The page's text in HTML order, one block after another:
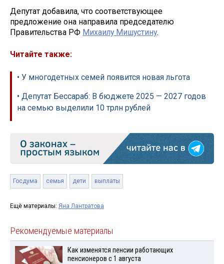
Депутат добавила, что соответствующее
предложение она направила председателю
Правительства РФ Михаилу Мишустину.
Читайте также:
• У многодетных семей появится новая льгота
• Депутат Бессараб: В бюджете 2025 — 2027 годов
на семью выделили 10 трлн рублей
Госдума семья дети выплаты
Ещё материалы: Яна Лантратова
Рекомендуемые материалы
Как изменятся пенсии работающих
пенсионеров с 1 августа